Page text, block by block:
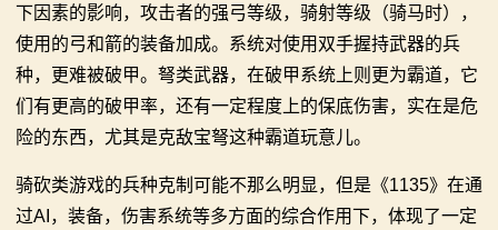
下因素的影响，攻击者的强弓等级，骑射等级（骑马时），
使用的弓和箭的装备加成。系统对使用双手握持武器的兵
种，更难被破甲。弩类武器，在破甲系统上则更为霸道，它
们有更高的破甲率，还有一定程度上的保底伤害，实在是危
险的东西，尤其是克敌宝弩这种霸道玩意儿。
骑砍类游戏的兵种克制可能不那么明显，但是《1135》在通
过AI，装备，伤害系统等多方面的综合作用下，体现了一定